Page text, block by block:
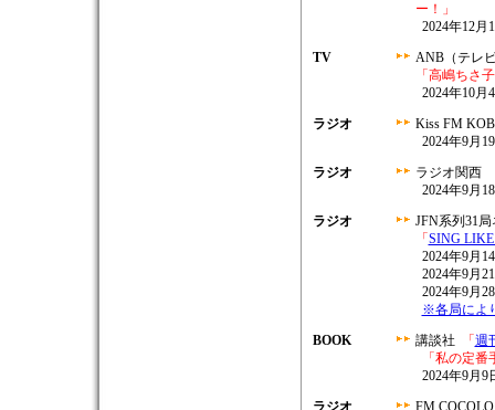
ー！」
2024年12月
TV
ANB（テレ
「高嶋ちさ
2024年10月
ラジオ
Kiss FM
2024年9月
ラジオ
ラジオ関西
2024年9月
ラジオ
JFN系列31
「 SING
2024年9月
2024年9月
2024年9月
※各局によ
BOOK
講談社 「 週
「私の定
2024年9月9
ラジオ
FM